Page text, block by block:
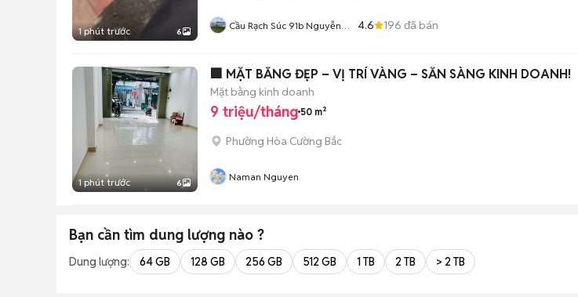
1 phút trước 6
Cầu Rạch Súc 91b Nguyễn
4.6 196 đã bán
1 phút trước 6
🏢 MẶT BẰNG ĐẸP – VỊ TRÍ VÀNG – SẴN SÀNG KINH DOANH!
Mặt bằng kinh doanh
9 triệu/tháng 50 m²
Phường Hòa Cường Bắc
Naman Nguyen
Bạn cần tìm dung lượng nào ?
Dung lượng: 64 GB 128 GB 256 GB 512 GB 1 TB 2 TB > 2 TB